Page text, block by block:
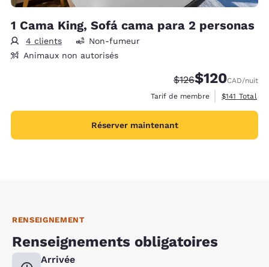
1 Cama King, Sofá cama para 2 personas
4 clients
Non-fumeur
Animaux non autorisés
Tarif barré :
$126Tarif réduit :
$120CAD/nuit
Tarif de membre
Afficher les
$141 Total
Réserver maintenant
RENSEIGNEMENT
Renseignements obligatoires
Arrivée